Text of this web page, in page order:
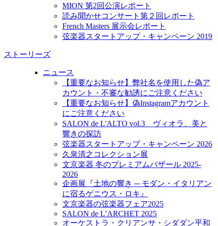
MION 第2回公演レポート
読み聞かせコンサート第２回レポート
French Masters 展示会レポート
弦楽器スタートアップ・キャンペーン 2019
ストーリーズ
ニュース
【重要なお知らせ】弊社名を使用した偽ア
カウント・不審な勧誘にご注意ください
【重要なお知らせ】偽Instagramアカウント
にご注意ください
SALON de L'ALTO vol.3 ヴィオラ、美と
響きの探訪
弦楽器スタートアップ・キャンペーン 2026
久泉清之コレクション展
文京楽器 冬のプレミアムバザール 2025-
2026
企画展『土地の響き ─ モダン・イタリアン
に宿るゲニウス・ロキ』
文京楽器の弦楽器フェア2025
SALON de L’ARCHET 2025
オーケストラ・クリアンサ・シダダン平和